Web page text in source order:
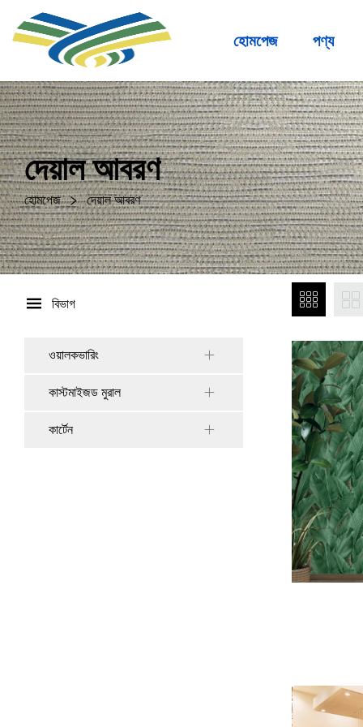
হোমপেজ পণ্য
দেয়াল আবরণ
হোমপেজ দেয়াল আবরণ
বিভাগ
ওয়ালকভারিং
কাস্টমাইজড মুরাল
কার্টেন